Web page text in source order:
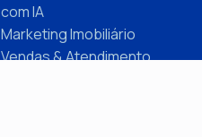
com IA
Marketing Imobiliário
Vendas & Atendimento